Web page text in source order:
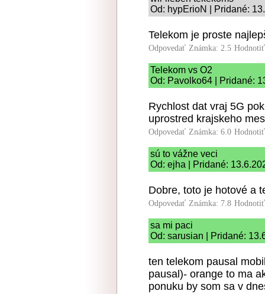
Od: hypErioN | Pridané:
Telekom je proste
Odpovedať Známka: 2.5
Telekom vs O2
Od: Pavolko64 | Pridané:
Rychlost dat vraj 5G
uprostred krajskeho
Odpovedať Známka: 6.0
sú to vážne veci
Od: ejha | Pridané:
Dobre, toto je hotové a
Odpovedať Známka: 7.8
sa mi paci
Od: sarusian | Pridané:
ten telekom pausal
pausal)- orange to ma
ponuku by som sa v